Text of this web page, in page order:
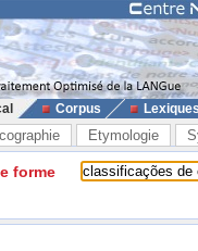
Corpus
Etymologie
forme